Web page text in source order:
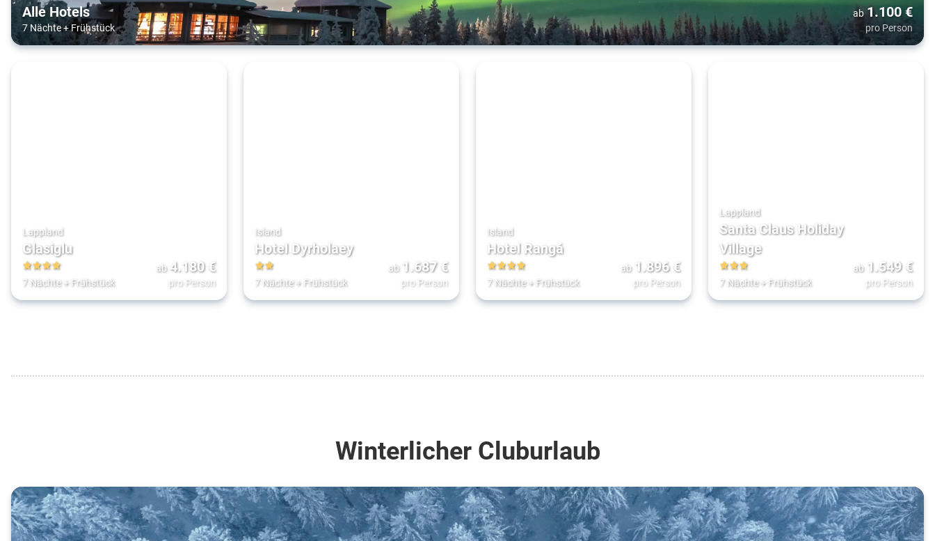
Alle Hotels
7 Nächte+Frühstück
ab 1.100€
pro Person
Lappland
Glasiglu
4
7 Nächte+ Frühstück
ab 4.180€
pro Person
Island
Hotel Dyrholaey
2
7 Nächte+ Frühstück
ab 1.687€
pro Person
Island
Hotel Rangá
4
7 Nächte+ Frühstück
ab 1.896€
pro Person
Lappland
Santa Claus Holiday
Village
3
7 Nächte+ Frühstück
ab 1.549€
pro Person
Winterlicher Cluburlaub